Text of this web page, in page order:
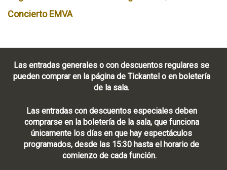
Concierto EMVA
Las entradas generales o con descuentos regulares se
pueden comprar en la página de Tickantel o en boletería
de la sala.
Las entradas con descuentos especiales deben
comprarse en la boletería de la sala, que funciona
únicamente los días en que hay espectáculos
programados, desde las 15:30 hasta el horario de
comienzo de cada función.